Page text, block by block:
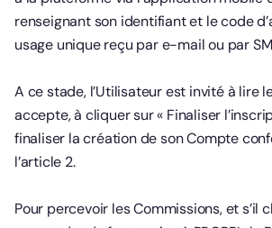
renseignant son identifiant et le code
usage unique reçu par e-mail ou par
A ce stade, l’Utilisateur est invité à lire
accepte, à cliquer sur « Finaliser
finaliser la création de son Compte
l’article 2.
Pour percevoir les Commissions, et s’il